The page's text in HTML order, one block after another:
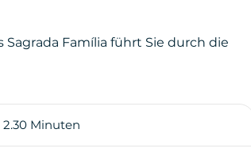
Família führt Sie durch die
führt Sie diese Tour zu den
Die Tour beinhaltet die berühmten
2.30 Minuten